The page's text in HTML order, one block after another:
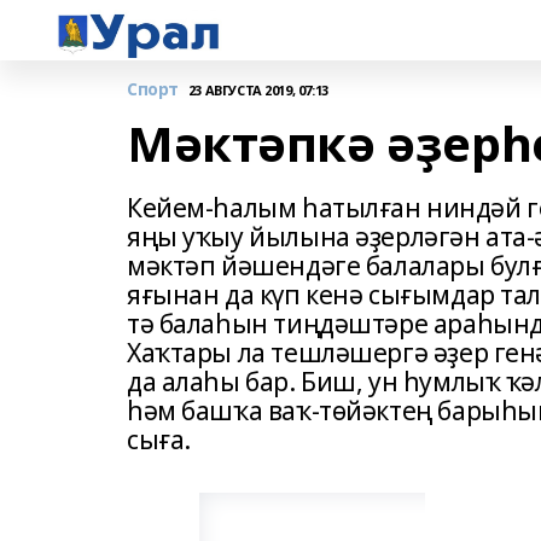
Спорт 23 АВГУСТА 2019, 07:13
Мәктәпкә
Кейем-һалым һатылған ниндәй
яңы уҡыу йылына әҙерләгән ата-
мәктәп йәшендәге балалары
яғынан да күп кенә сығымдар
тә балаһын тиңдәштәре
Хаҡтары ла тешләшергә әҙер
да алаһы бар. Биш, ун һумлыҡ
һәм башҡа ваҡ-төйәктең
сыға.